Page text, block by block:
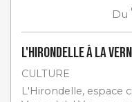
Du
L'Hirondelle à La
CULTURE
L'Hirondelle, espace